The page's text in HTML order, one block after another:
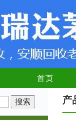
首页
产